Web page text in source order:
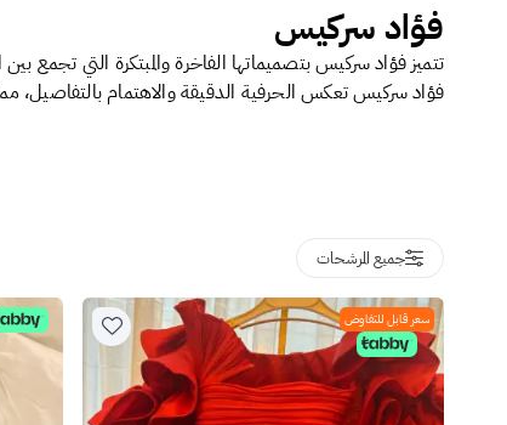
فؤاد سركيس
تتميز فؤاد سركيس بتصميماتها الفاخرة والمبتكرة التي تجمع
فؤاد سركيس تعكس الحرفية الدقيقة والاهتمام بالتفاصيل، مما
جميع المرشحات
سعر قابل للتفاوض